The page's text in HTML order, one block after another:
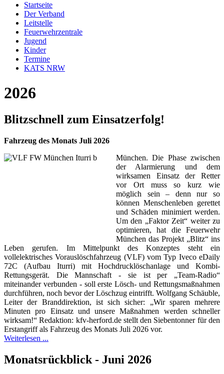
Startseite
Der Verband
Leitstelle
Feuerwehrzentrale
Jugend
Kinder
Termine
KATS NRW
2026
Blitzschnell zum Einsatzerfolg!
Fahrzeug des Monats Juli 2026
München. Die Phase zwischen
der Alarmierung und dem
wirksamen Einsatz der Retter
vor Ort muss so kurz wie
möglich sein – denn nur so
können Menschenleben gerettet
und Schäden minimiert werden.
Um den „Faktor Zeit“ weiter zu
optimieren, hat die Feuerwehr
München das Projekt „Blitz“ ins
Leben gerufen. Im Mittelpunkt des Konzeptes steht ein
vollelektrisches Vorauslöschfahrzeug (VLF) vom Typ Iveco eDaily
72C (Aufbau Iturri) mit Hochdrucklöschanlage und Kombi-
Rettungsgerät. Die Mannschaft - sie ist per „Team-Radio“
miteinander verbunden - soll erste Lösch- und Rettungsmaßnahmen
durchführen, noch bevor der Löschzug eintrifft. Wolfgang Schäuble,
Leiter der Branddirektion, ist sich sicher: „Wir sparen mehrere
Minuten pro Einsatz und unsere Maßnahmen werden schneller
wirksam!“ Redaktion: kfv-herford.de stellt den Siebentonner für den
Erstangriff als Fahrzeug des Monats Juli 2026 vor.
Weiterlesen ...
Monatsrückblick - Juni 2026